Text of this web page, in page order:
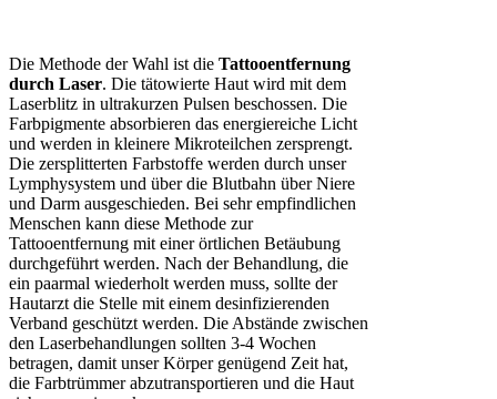
Die Methode der Wahl ist die Tattooentfernung
durch Laser. Die tätowierte Haut wird mit dem
Laserblitz in ultrakurzen Pulsen beschossen. Die
Farbpigmente absorbieren das energiereiche Licht
und werden in kleinere Mikroteilchen zersprengt.
Die zersplitterten Farbstoffe werden durch unser
Lymphysystem und über die Blutbahn über Niere
und Darm ausgeschieden. Bei sehr empfindlichen
Menschen kann diese Methode zur
Tattooentfernung mit einer örtlichen Betäubung
durchgeführt werden. Nach der Behandlung, die
ein paarmal wiederholt werden muss, sollte der
Hautarzt die Stelle mit einem desinfizierenden
Verband geschützt werden. Die Abstände zwischen
den Laserbehandlungen sollten 3-4 Wochen
betragen, damit unser Körper genügend Zeit hat,
die Farbtrümmer abzutransportieren und die Haut